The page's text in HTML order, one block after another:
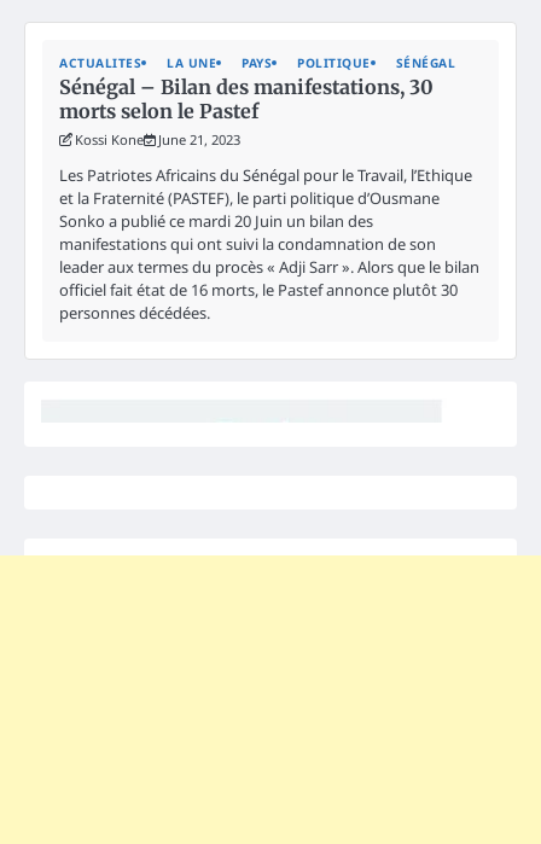
ACTUALITES LA UNE PAYS POLITIQUE SÉNÉGAL
Sénégal – Bilan des manifestations, 30
morts selon le Pastef
Kossi Kone June 21, 2023
Les Patriotes Africains du Sénégal pour le Travail, l’Ethique
et la Fraternité (PASTEF), le parti politique d’Ousmane
Sonko a publié ce mardi 20 Juin un bilan des
manifestations qui ont suivi la condamnation de son
leader aux termes du procès « Adji Sarr ». Alors que le bilan
officiel fait état de 16 morts, le Pastef annonce plutôt 30
personnes décédées.